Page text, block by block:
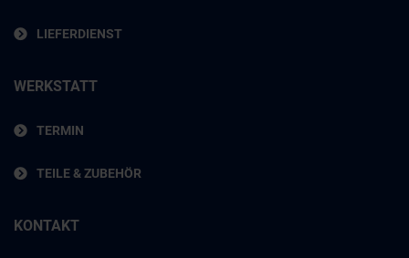
LIEFERDIENST
WERKSTATT
TERMIN
TEILE & ZUBEHÖR
KONTAKT